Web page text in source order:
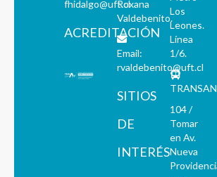
fhidalgo@uft.cl
ACREDITACIÓN
Roxana
Valdebenito.
Email:
rvaldebenito@uft.cl
SITIOS
DE
INTERÉS
Los
Leones.
Línea
1/6.
104 /
Tomar
en Av.
Nueva